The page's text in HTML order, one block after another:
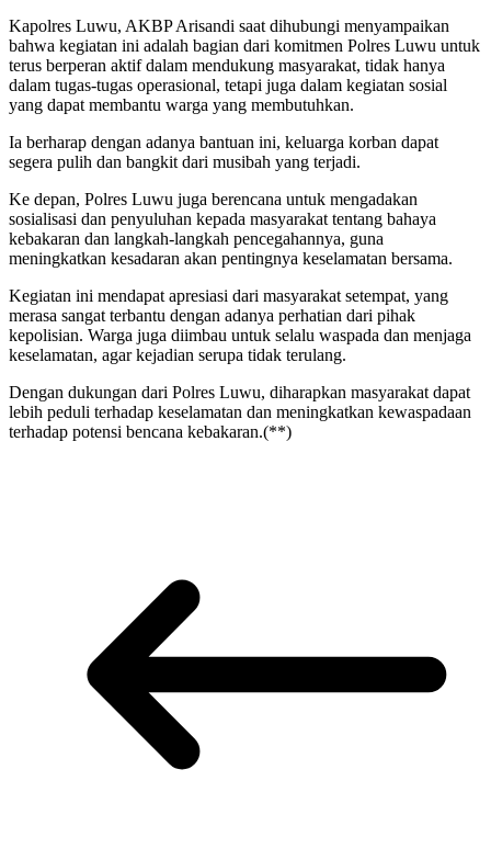
Kapolres Luwu, AKBP Arisandi saat dihubungi menyampaikan
bahwa kegiatan ini adalah bagian dari komitmen Polres Luwu untuk
terus berperan aktif dalam mendukung masyarakat, tidak hanya
dalam tugas-tugas operasional, tetapi juga dalam kegiatan sosial
yang dapat membantu warga yang membutuhkan.
Ia berharap dengan adanya bantuan ini, keluarga korban dapat
segera pulih dan bangkit dari musibah yang terjadi.
Ke depan, Polres Luwu juga berencana untuk mengadakan
sosialisasi dan penyuluhan kepada masyarakat tentang bahaya
kebakaran dan langkah-langkah pencegahannya, guna
meningkatkan kesadaran akan pentingnya keselamatan bersama.
Kegiatan ini mendapat apresiasi dari masyarakat setempat, yang
merasa sangat terbantu dengan adanya perhatian dari pihak
kepolisian. Warga juga diimbau untuk selalu waspada dan menjaga
keselamatan, agar kejadian serupa tidak terulang.
Dengan dukungan dari Polres Luwu, diharapkan masyarakat dapat
lebih peduli terhadap keselamatan dan meningkatkan kewaspadaan
terhadap potensi bencana kebakaran.(**)